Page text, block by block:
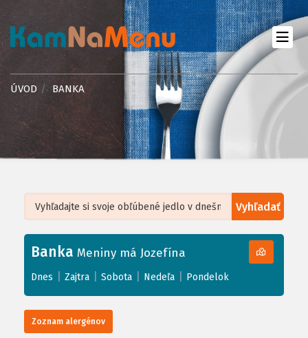
ÚVOD BANKA
Vyhľadať
+
−
Leaflet| ©OpenStreetMap, Tiles courtesy ofHumanitarian OpenStreetMap
Banka Meniny má Jozefína
Dnes Zajtra Sobota Nedeľa Pondelok
Zoznam alergénov